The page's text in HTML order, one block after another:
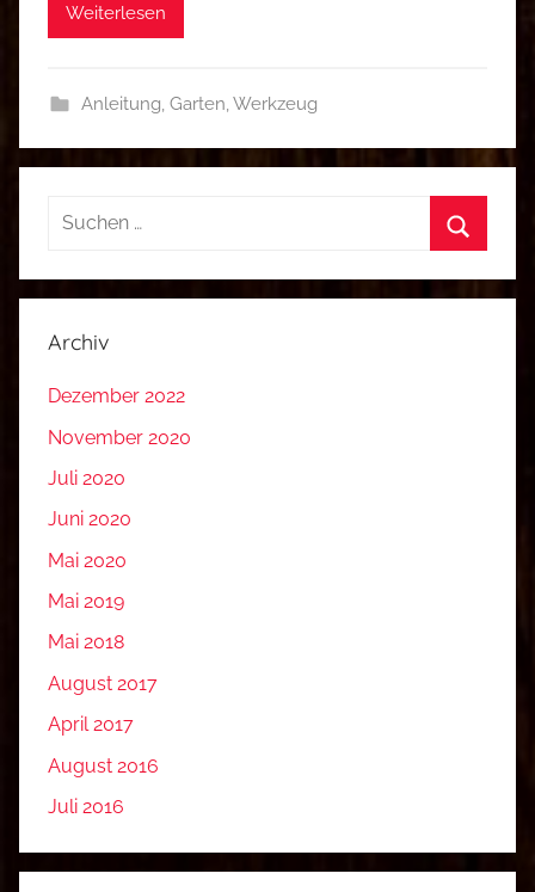
Weiterlesen
Anleitung, Garten,Werkzeug
Suchen
Archiv
Dezember 2022
November 2020
Juli 2020
Juni 2020
Mai 2020
Mai 2019
Mai 2018
August 2017
April 2017
August 2016
Juli 2016